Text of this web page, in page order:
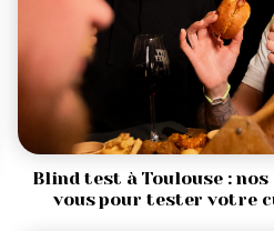
Blind test à Toulouse :
vous pour tester votre